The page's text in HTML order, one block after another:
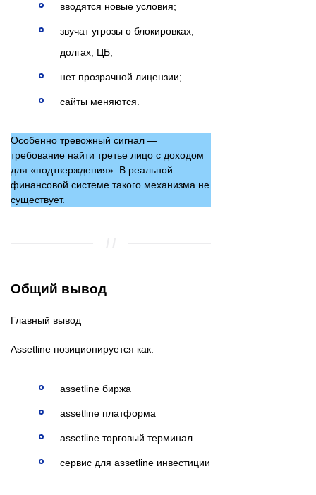
вводятся новые условия;
звучат угрозы о блокировках,
долгах, ЦБ;
нет прозрачной лицензии;
сайты меняются.
Особенно тревожный сигнал —
требование найти третье лицо с доходом
для «подтверждения». В реальной
финансовой системе такого механизма не
существует.
Общий вывод
Главный вывод
Assetline позиционируется как:
assetline биржа
assetline платформа
assetline торговый терминал
сервис для assetline инвестиции